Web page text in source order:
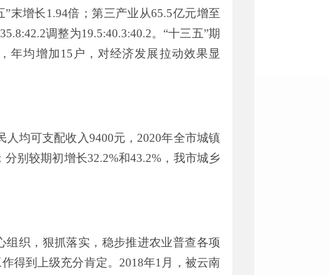
”末增长1.94倍；第三产业从65.5亿元增至
调整为19.5:40.3:40.2。“十三五”期
年均增加15 户，对经济发展拉动效果显
人均可支配收入9400元， 2020年全市城镇
分别较期初增长32.2%和43.2% ，我市城乡
组织 ， 狠抓落实 ， 稳步推进农业普查各项
得到上级充分肯定。 2018年1 月 ， 被云南